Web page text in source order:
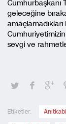
Cumhurbaşkanı
geleceğine
sevgi ve
Etiketler: